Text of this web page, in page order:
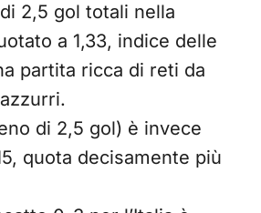
di 2,5 gol totali nella
a 1,33, indice delle
partita ricca di reti da
di 2,5 gol) è invece
quota decisamente più